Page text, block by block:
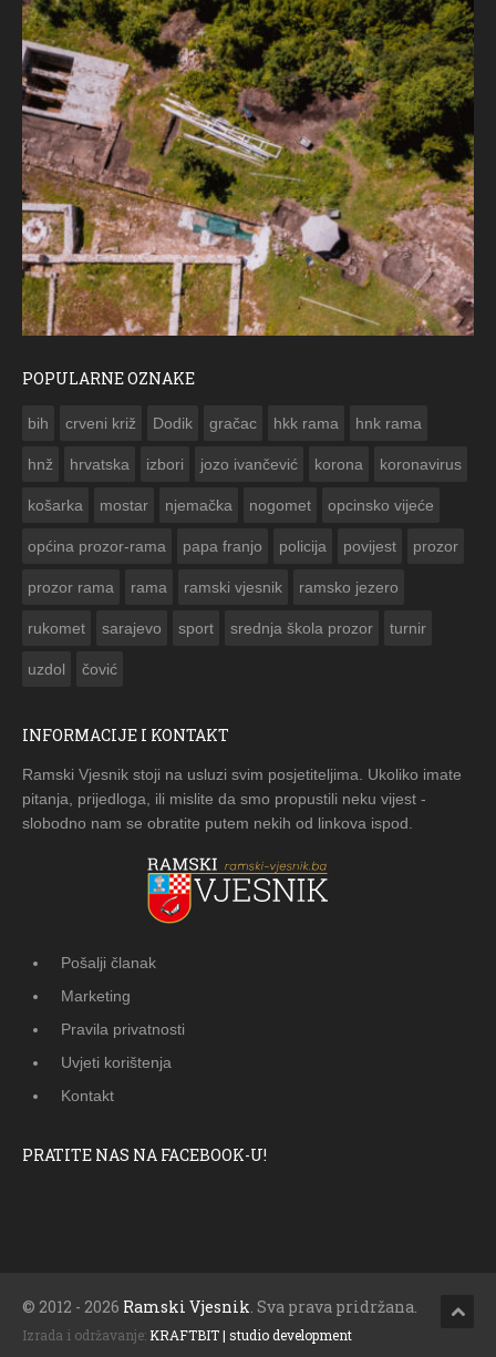
POPULARNE OZNAKE
bih crveni križ Dodik gračac hkk rama hnk rama
hnž hrvatska izbori jozo ivančević korona koronavirus
košarka mostar njemačka nogomet opcinsko vijeće
općina prozor-rama papa franjo policija povijest prozor
prozor rama rama ramski vjesnik ramsko jezero
rukomet sarajevo sport srednja škola prozor turnir
uzdol čović
INFORMACIJE I KONTAKT
Ramski Vjesnik stoji na usluzi svim posjetiteljima. Ukoliko imate
pitanja, prijedloga, ili mislite da smo propustili neku vijest -
slobodno nam se obratite putem nekih od linkova ispod.
Pošalji članak
Marketing
Pravila privatnosti
Uvjeti korištenja
Kontakt
PRATITE NAS NA FACEBOOK-U!
© 2012 - 2026 Ramski Vjesnik . Sva prava pridržana.
Izrada i održavanje: KRAFTBIT | studio development